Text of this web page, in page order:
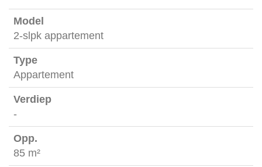
2-slpk appartement
Appartement
-
85 m²